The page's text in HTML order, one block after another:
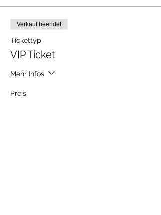
Verkauf beendet
Tickettyp
VIP Ticket
Mehr Infos
Preis